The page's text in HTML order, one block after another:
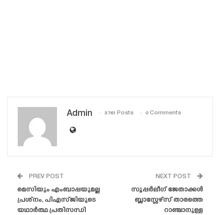
Admin 3761 Posts 0 Comments
PREV POST
മെസിയും എംബാപ്പയുമല്ല
പ്രശ്‌നം, പിഎസ്‌ജിയുടെ
യഥാർത്ഥ പ്രതിസന്ധി
NEXT POST
സൂപ്പർലീഗ് ജേതാക്കൾ
ബ്ലാസ്റ്റേഴ്‌സ് താരത്തെ
റാഞ്ചാനുള്ള